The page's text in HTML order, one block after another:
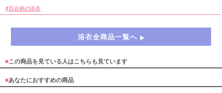
百合柄の浴衣
浴衣全商品一覧へ
■この商品を見ている人はこちらも見ています
■あなたにおすすめの商品